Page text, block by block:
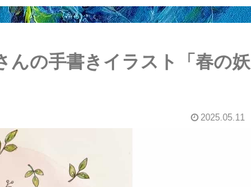
んの手書きイラスト「春の妖
2025.05.11